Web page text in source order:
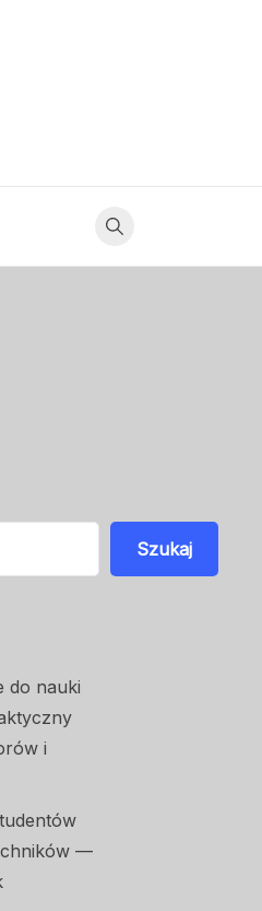
Szukaj
do nauki
i
—